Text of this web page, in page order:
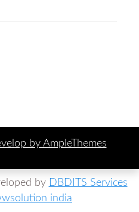
by AmpleThemes
by DBDITS Services
india